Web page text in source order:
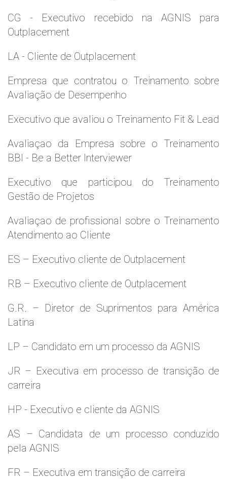
CG - Executivo recebido na AGNIS para
Outplacement
LA - Cliente de Outplacement
Empresa que contratou o Treinamento sobre
Avaliação de Desempenho
Executivo que avaliou o Treinamento Fit & Lead
Avaliaçao da Empresa sobre o Treinamento
BBI - Be a Better Interviewer
Executivo que participou do Treinamento
Gestão de Projetos
Avaliaçao de profissional sobre o Treinamento
Atendimento ao Cliente
ES – Executivo cliente de Outplacement
RB – Executivo cliente de Outplacement
G.R. – Diretor de Suprimentos para América
Latina
LP – Candidato em um processo da AGNIS
JR – Executiva em processo de transição de
carreira
HP - Executivo e cliente da AGNIS
AS – Candidata de um processo conduzido
pela AGNIS
FR – Executiva em transição de carreira